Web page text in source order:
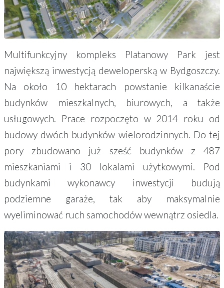
Multifunkcyjny kompleks Platanowy Park jest
największą inwestycją deweloperską w Bydgoszczy.
Na około 10 hektarach powstanie kilkanaście
budynków mieszkalnych, biurowych, a także
usługowych. Prace rozpoczęto w 2014 roku od
budowy dwóch budynków wielorodzinnych. Do tej
pory zbudowano już sześć budynków z 487
mieszkaniami i 30 lokalami użytkowymi. Pod
budynkami wykonawcy inwestycji budują
podziemne garaże, tak aby maksymalnie
wyeliminować ruch samochodów wewnątrz osiedla.